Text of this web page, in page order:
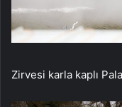
Zirvesi karla kaplı